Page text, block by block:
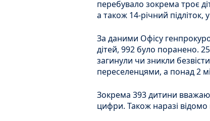
перебувало зокрема троє
а також 14-річний підліток,
За даними Офісу
дітей, 992 було поранено.
загинули чи зникли
переселенцями, а понад 2
Зокрема 393 дитини
цифри. Також наразі відомо